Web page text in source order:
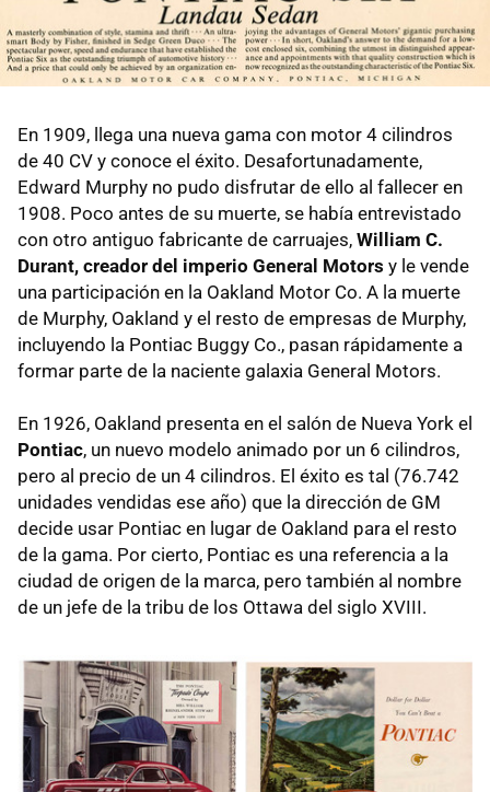
En 1909, llega una nueva gama con motor 4 cilindros
de 40 CV y conoce el éxito. Desafortunadamente,
Edward Murphy no pudo disfrutar de ello al fallecer en
1908. Poco antes de su muerte, se había entrevistado
con otro antiguo fabricante de carruajes, William C.
Durant, creador del imperio General Motors y le vende
una participación en la Oakland Motor Co. A la muerte
de Murphy, Oakland y el resto de empresas de Murphy,
incluyendo la Pontiac Buggy Co., pasan rápidamente a
formar parte de la naciente galaxia General Motors.
En 1926, Oakland presenta en el salón de Nueva York el
Pontiac, un nuevo modelo animado por un 6 cilindros,
pero al precio de un 4 cilindros. El éxito es tal (76.742
unidades vendidas ese año) que la dirección de GM
decide usar Pontiac en lugar de Oakland para el resto
de la gama. Por cierto, Pontiac es una referencia a la
ciudad de origen de la marca, pero también al nombre
de un jefe de la tribu de los Ottawa del siglo XVIII.